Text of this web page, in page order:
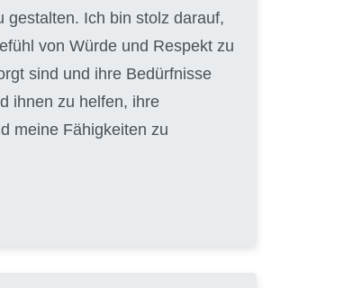
gestalten. Ich bin stolz darauf,
von Würde und Respekt zu
sind und ihre Bedürfnisse
ihnen zu helfen, ihre
meine Fähigkeiten zu